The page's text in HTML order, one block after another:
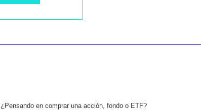
¿Pensando en comprar una acción, fondo o ETF?